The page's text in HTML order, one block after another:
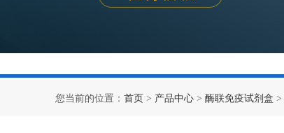
您当前的位置： 首页 > 产品中心 > 酶联免疫试剂盒 >